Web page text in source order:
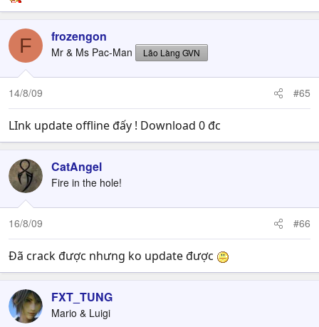
F frozengon
Mr & Ms Pac-Man Lão Làng GVN
14/8/09 #65
LInk update offline đấy ! Download 0 đc
CatAngel
Fire in the hole!
16/8/09 #66
Đã crack được nhưng ko update được
FXT_TUNG
Mario & Luigi